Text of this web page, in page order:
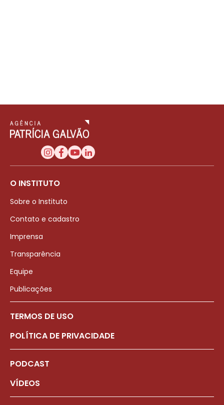
O INSTITUTO
Sobre o Instituto
Contato e cadastro
Imprensa
Transparência
Equipe
Publicações
TERMOS DE USO
POLÍTICA DE PRIVACIDADE
PODCAST
VÍDEOS